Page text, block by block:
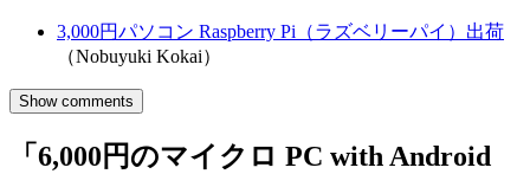
3,000円パソコン Raspberry Pi（ラズベリーパイ）出荷
（Nobuyuki Kokai）
Show comments
「6,000円のマイクロ PC with Android